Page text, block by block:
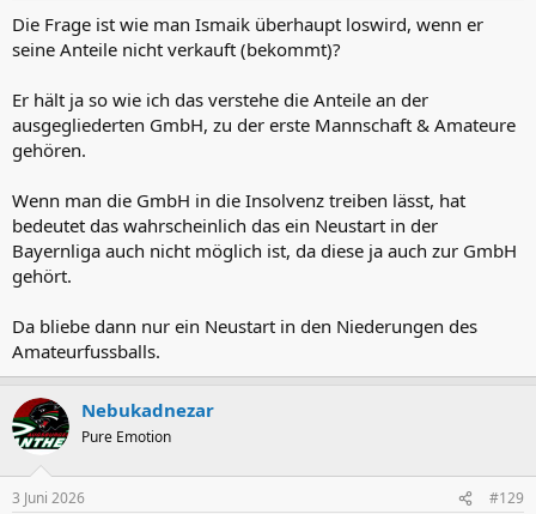
Die Frage ist wie man Ismaik überhaupt loswird, wenn er
seine Anteile nicht verkauft (bekommt)?
Er hält ja so wie ich das verstehe die Anteile an der
ausgegliederten GmbH, zu der erste Mannschaft & Amateure
gehören.
Wenn man die GmbH in die Insolvenz treiben lässt, hat
bedeutet das wahrscheinlich das ein Neustart in der
Bayernliga auch nicht möglich ist, da diese ja auch zur GmbH
gehört.
Da bliebe dann nur ein Neustart in den Niederungen des
Amateurfussballs.
Nebukadnezar
Pure Emotion
3 Juni 2026 #129